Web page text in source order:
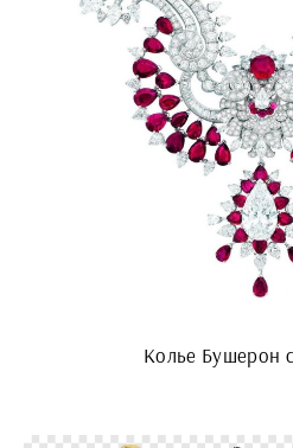
Колье Бушерон